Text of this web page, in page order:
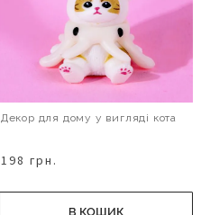
Декор для дому у вигляді кота
198 грн.
В КОШИК